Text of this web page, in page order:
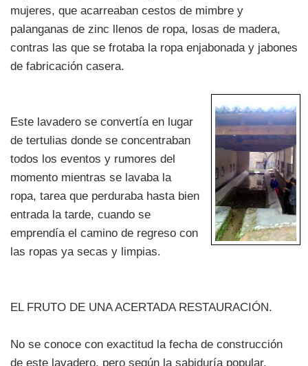
mujeres, que acarreaban cestos de mimbre y
palanganas de zinc llenos de ropa, losas de madera,
contras las que se frotaba la ropa enjabonada y jabones
de fabricación casera.
Este lavadero se convertía en lugar
de tertulias donde se concentraban
todos los eventos y rumores del
momento mientras se lavaba la
ropa, tarea que perduraba hasta bien
entrada la tarde, cuando se
emprendía el camino de regreso con
las ropas ya secas y limpias.
EL FRUTO DE UNA ACERTADA RESTAURACIÓN.
No se conoce con exactitud la fecha de construcción
de este lavadero, pero según la sabiduría popular,